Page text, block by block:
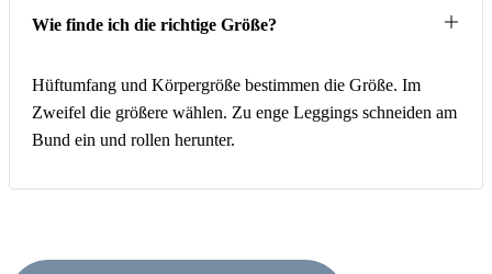
Wie finde ich die richtige Größe?
Hüftumfang und Körpergröße bestimmen die Größe. Im
Zweifel die größere wählen. Zu enge Leggings schneiden am
Bund ein und rollen herunter.